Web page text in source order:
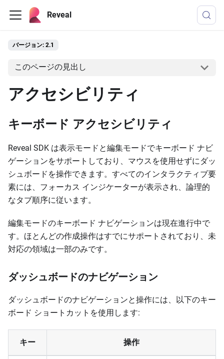
Reveal
バージョン: 2.1
このページの見出し
アクセシビリティ
キーボード アクセシビリティ
Reveal SDK は表示モードと編集モードでキーボード ナビ
ゲーションをサポートしており、マウスを使用せずにダッ
シュボードを操作できます。すべてのインタラクティブ要
素には、フォーカス インジケーターが表示され、論理的
なタブ順序に従います。
編集モードのキーボード ナビゲーションは現在進行中で
す。ほとんどの作成操作はすでにサポートされており、未
対応の領域は一部のみです。
ダッシュボードのナビゲーション
ダッシュボードのナビゲーションと操作には、以下のキー
ボード ショートカットを使用します:
キー 操作